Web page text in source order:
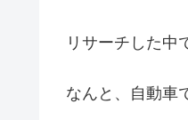
リサーチした中
なんと、自動車